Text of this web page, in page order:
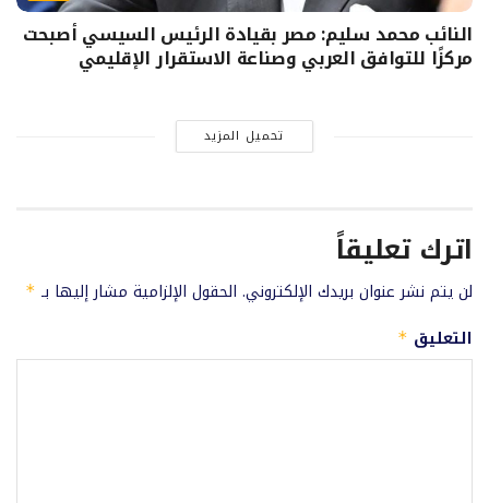
النائب محمد سليم: مصر بقيادة الرئيس السيسي أصبحت
مركزًا للتوافق العربي وصناعة الاستقرار الإقليمي
تحميل المزيد
اترك تعليقاً
لن يتم نشر عنوان بريدك الإلكتروني. الحقول الإلزامية مشار إليها بـ *
التعليق *